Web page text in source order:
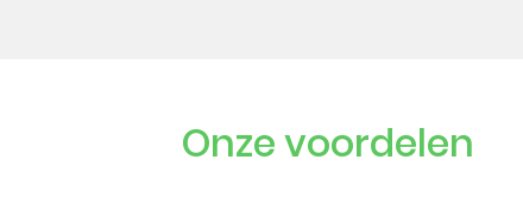
Onze voordelen